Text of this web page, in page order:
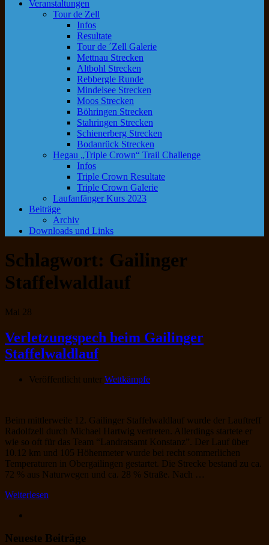
Veranstaltungen
Tour de Zell
Infos
Resultate
Tour de ´Zell Galerie
Mettnau Strecken
Altbohl Strecken
Rebbergle Runde
Mindelsee Strecken
Moos Strecken
Böhringen Strecken
Stahringen Strecken
Schienerberg Strecken
Bodanrück Strecken
Hegau „Triple Crown“ Trail Challenge
Infos
Triple Crown Resultate
Triple Crown Galerie
Laufanfänger Kurs 2023
Beiträge
Archiv
Downloads und Links
Schlagwort: Gailinger
Staffelwaldlauf
Mai 28
Verletzungspech beim Gailinger
Staffelwaldlauf
Veröffentlicht unter Wettkämpfe
Beim mittlerweile 12. Gailinger Staffelwaldlauf wurde der Lauftreff
Radolfzell durch Michael Hartwig vertreten. Allerdings startete er
wie so oft für das Team “Landratsamt Konstanz”. Der Lauf über
10.12 km und 105 Höhenmeter wurde bei recht sommerlichen
Temperaturen in Obergailingen gestartet. Die Strecke bestand zu ca.
72 % aus Naturwegen und ca. 28 % Straße. Nach …
Weiterlesen
Neueste Beiträge